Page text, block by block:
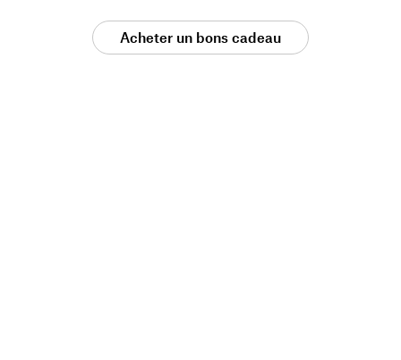
Acheter un bons cadeau